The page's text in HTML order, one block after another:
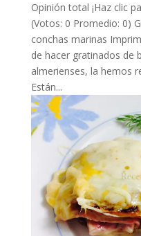
Opinión total ¡Haz clic
(Votos: 0 Promedio: 0)
conchas marinas
de hacer gratinados de
almerienses, la hemos
Están...